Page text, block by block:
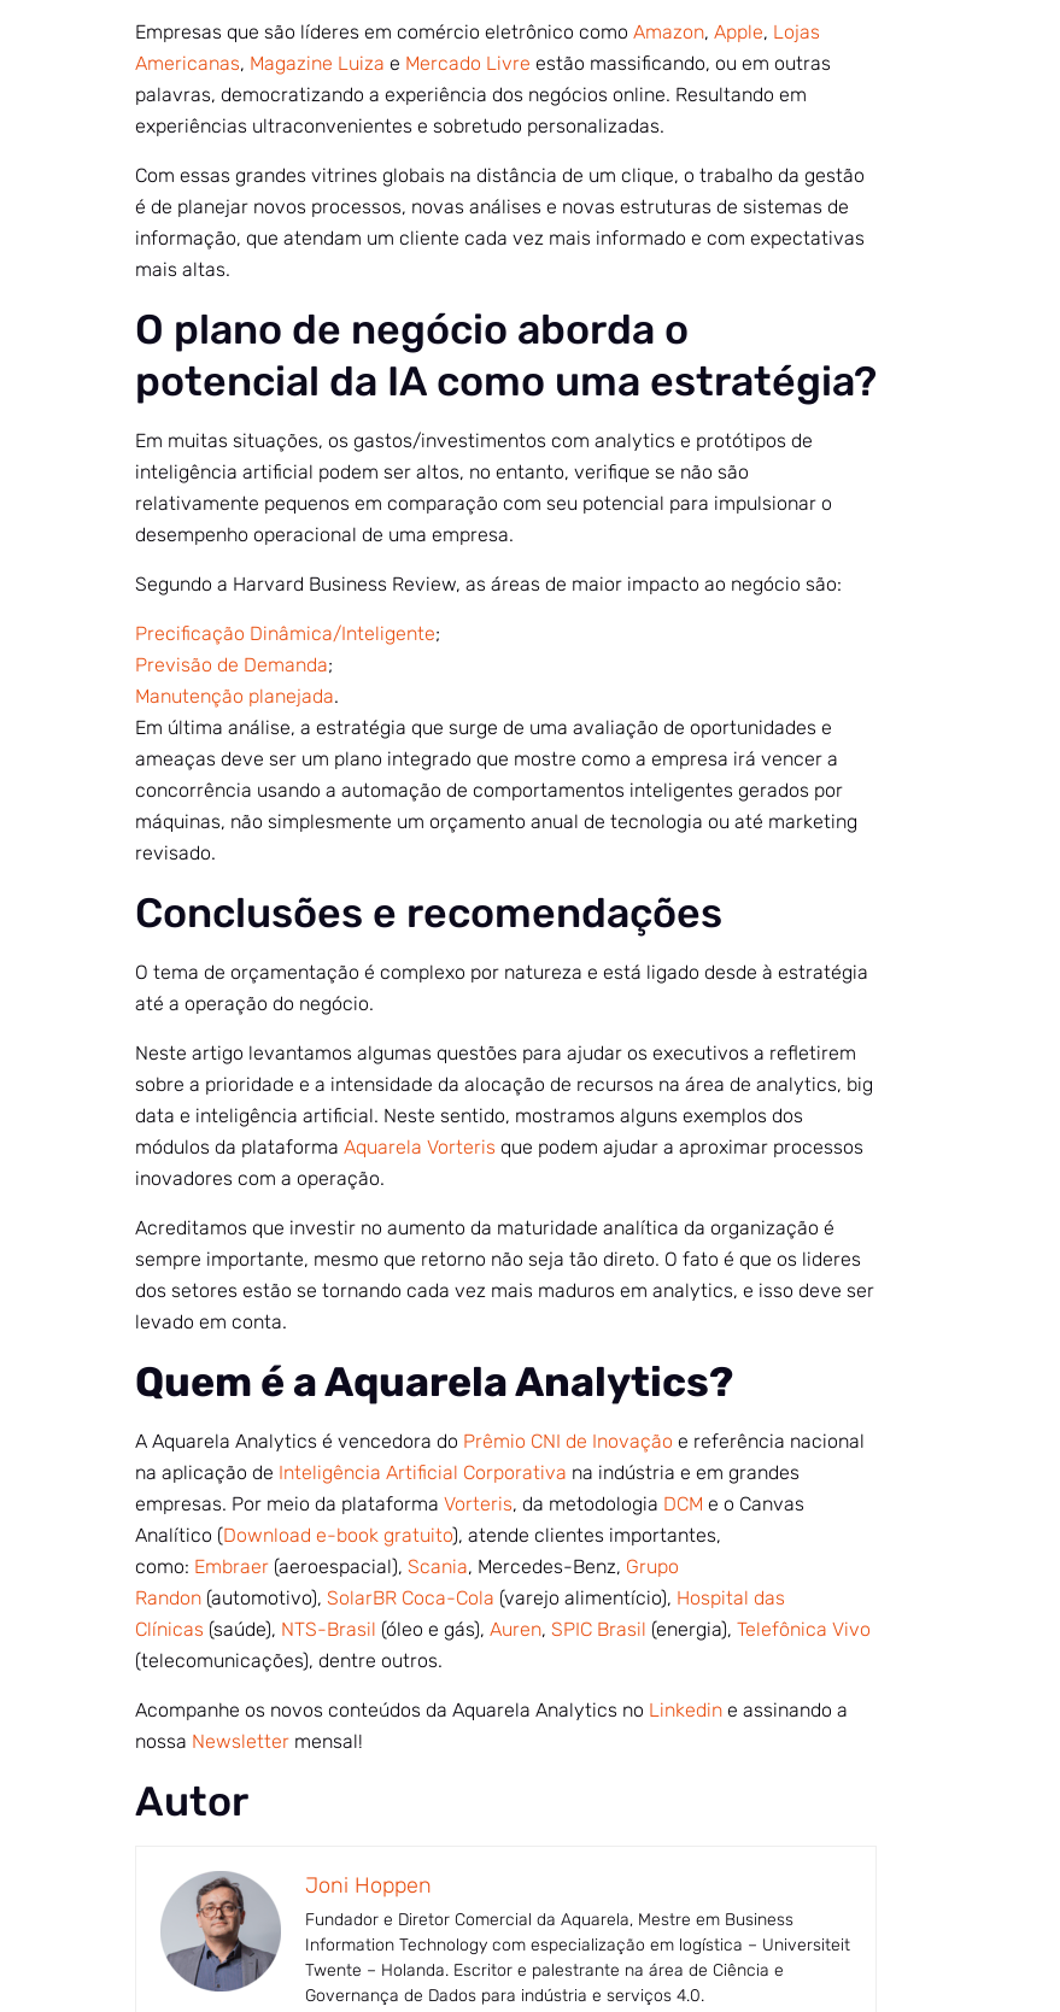
Empresas que são líderes em comércio eletrônico como Amazon, Apple, Lojas
Americanas, Magazine Luiza e Mercado Livre estão massificando, ou em outras
palavras, democratizando a experiência dos negócios online. Resultando em
experiências ultraconvenientes e sobretudo personalizadas.
Com essas grandes vitrines globais na distância de um clique, o trabalho da gestão
é de planejar novos processos, novas análises e novas estruturas de sistemas de
informação, que atendam um cliente cada vez mais informado e com expectativas
mais altas.
O plano de negócio aborda o
potencial da IA como uma estratégia?
Em muitas situações, os gastos/investimentos com analytics e protótipos de
inteligência artificial podem ser altos, no entanto, verifique se não são
relativamente pequenos em comparação com seu potencial para impulsionar o
desempenho operacional de uma empresa.
Segundo a Harvard Business Review, as áreas de maior impacto ao negócio são:
Precificação Dinâmica/Inteligente;
Previsão de Demanda;
Manutenção planejada.
Em última análise, a estratégia que surge de uma avaliação de oportunidades e
ameaças deve ser um plano integrado que mostre como a empresa irá vencer a
concorrência usando a automação de comportamentos inteligentes gerados por
máquinas, não simplesmente um orçamento anual de tecnologia ou até marketing
revisado.
Conclusões e recomendações
O tema de orçamentação é complexo por natureza e está ligado desde à estratégia
até a operação do negócio.
Neste artigo levantamos algumas questões para ajudar os executivos a refletirem
sobre a prioridade e a intensidade da alocação de recursos na área de analytics, big
data e inteligência artificial. Neste sentido, mostramos alguns exemplos dos
módulos da plataforma Aquarela Vorteris que podem ajudar a aproximar processos
inovadores com a operação.
Acreditamos que investir no aumento da maturidade analítica da organização é
sempre importante, mesmo que retorno não seja tão direto. O fato é que os lideres
dos setores estão se tornando cada vez mais maduros em analytics, e isso deve ser
levado em conta.
Quem é a Aquarela Analytics?
A Aquarela Analytics é vencedora do Prêmio CNI de Inovação e referência nacional
na aplicação de Inteligência Artificial Corporativa na indústria e em grandes
empresas. Por meio da plataforma Vorteris, da metodologia DCM e o Canvas
Analítico (Download e-book gratuito), atende clientes importantes,
como: Embraer (aeroespacial), Scania, Mercedes-Benz, Grupo
Randon (automotivo), SolarBR Coca-Cola (varejo alimentício), Hospital das
Clínicas (saúde), NTS-Brasil (óleo e gás), Auren, SPIC Brasil (energia), Telefônica Vivo
(telecomunicações), dentre outros.
Acompanhe os novos conteúdos da Aquarela Analytics no Linkedin e assinando a
nossa Newsletter mensal!
Autor
Joni Hoppen
Fundador e Diretor Comercial da Aquarela, Mestre em Business
Information Technology com especialização em logística – Universiteit
Twente – Holanda. Escritor e palestrante na área de Ciência e
Governança de Dados para indústria e serviços 4.0.